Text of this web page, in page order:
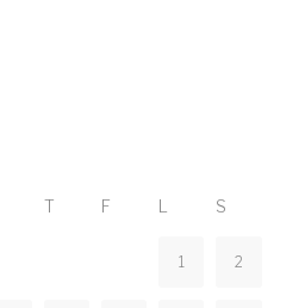
T F L S
1 2